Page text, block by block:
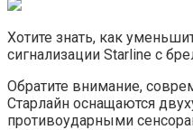
Хотите знать, как
сигнализации Starline с
Обратите внимание,
Старлайн оснащаются
противоударными